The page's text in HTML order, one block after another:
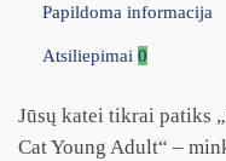
Papildoma informacija
Atsiliepimai 0
Jūsų katei tikrai patiks „
Cat Young Adult“ –